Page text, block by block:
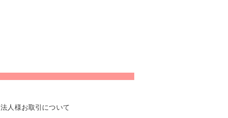
法人様お取引について